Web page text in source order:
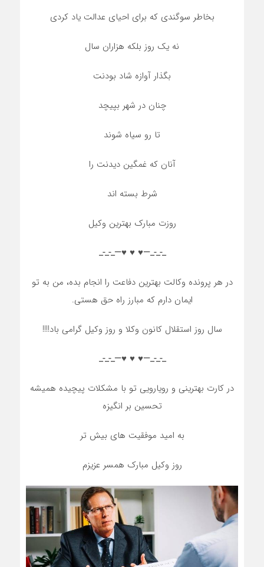
بخاطر سوگندی که برای احیای عدالت یاد کردی
نه یک روز بلکه هزاران سال
بگذار آوازه شاد بودنت
چنان در شهر بپیچد
تا رو سیاه شوند
آنان که غمگین دیدنت را
شرط بسته اند
روزت مبارک بهترین وکیل
_-_-_—♥️ ♥️ ♥️—_-_-_
در هر پرونده وکالت بهترین دفاعت را انجام بده، من به تو
ایمان دارم که مبارز راه حق هستی.
سال روز استقلال کانون وکلا و روز وکیل گرامی باد!!!!
_-_-_—♥️ ♥️ ♥️—_-_-_
در کارت بهترینی و رویارویی تو با مشکلات پیچیده همیشه
تحسین بر انگیزه
به امید موفقیت های بیش تر
روز وکیل مبارک همسر عزیزم